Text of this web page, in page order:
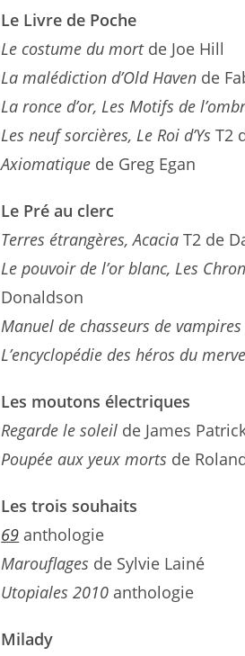
Le Livre de Poche
Le costume du mortde Joe Hill
La malédiction d’Old Haven de
La ronce d’or, Les Motifs de
Les neuf sorcières, Le Roi d’Ys T2
Axiomatique de Greg Egan
Le Pré au clerc
Terres étrangères, Acacia T2 de
Le pouvoir de l’or blanc, Les
Donaldson
Manuel de chasseurs de vampires
L’encyclopédie des héros du
Les moutons électriques
Regarde le soleil de James
Poupée aux yeux morts de
Les trois souhaits
69 anthologie
Marouflages de Sylvie Lainé
Utopiales 2010 anthologie
Milady